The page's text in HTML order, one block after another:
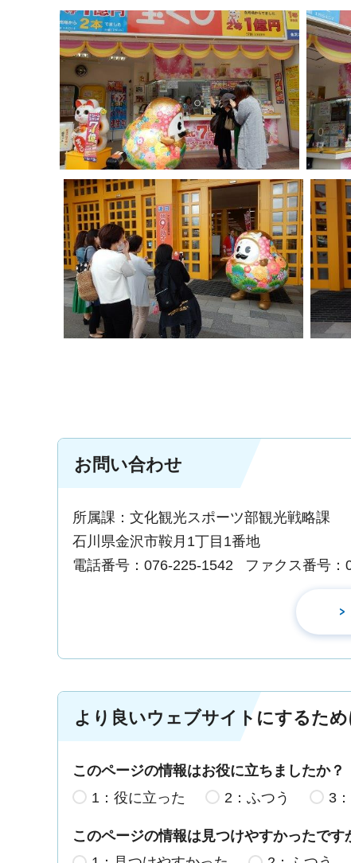
お問い合わせ
所属課：文化観光スポーツ部観光戦略課
石川県金沢市鞍月1丁目1番地
電話番号：076-225-1542
ファクス番号：
より良いウェブサイトにするた
このページの情報はお役に立ちましたか？
1：役に立った
2：ふつう 3
このページの情報は見つけやすかったです